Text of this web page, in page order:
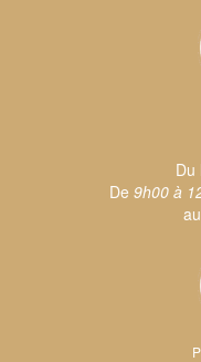
Du
De 9h00 à
au